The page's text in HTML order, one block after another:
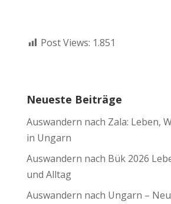
Post Views: 1.851
Neueste Beiträge
Auswandern nach Zala: Leben,
in Ungarn
Auswandern nach Bük 2026
und Alltag
Auswandern nach Ungarn –